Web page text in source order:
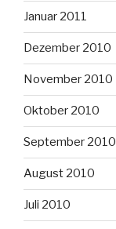
Januar 2011
Dezember 2010
November 2010
Oktober 2010
September 2010
August 2010
Juli 2010